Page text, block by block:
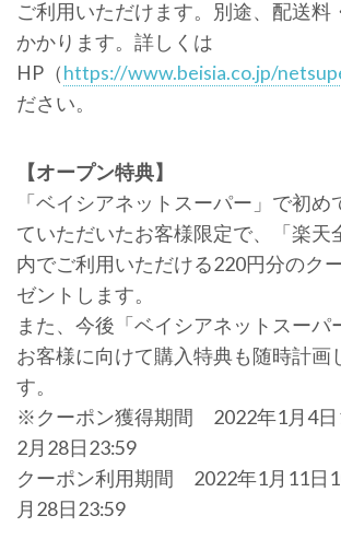
ご利用いただけます。別途、配送料
かかります。詳しくは
HP（https://www.beisia.co.jp/
ださい。
【オープン特典】
「ベイシアネットスーパー」で初め
ていただいたお客様限定で、「楽天
内でご利用いただける220円分のク
ゼントします。
また、今後「ベイシアネットスーパ
お客様に向けて購入特典も随時計画
す。
※クーポン獲得期間 2022年1月4日
2月28日23:59
クーポン利用期間 2022年1月11日
月28日23:59